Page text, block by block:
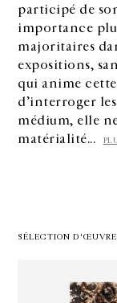
participé de
importance
majoritaires
expositions,
qui anime
d’interroger
médium, elle
matérialité...
SÉLECTION